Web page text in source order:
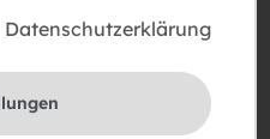
/ Terrasse
Datenschutzerklärung